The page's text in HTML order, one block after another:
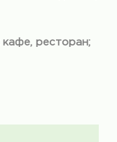
кафе, ресторан;